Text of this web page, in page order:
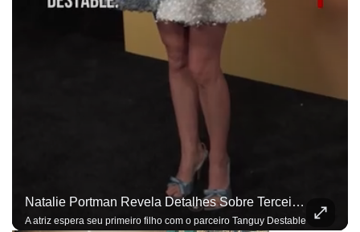
Natalie Portman Revela Detalhes Sobre Terceira Gravidez: ‘Sentidos Mais Aguçados’
A atriz espera seu primeiro filho com o parceiro Tanguy Destable